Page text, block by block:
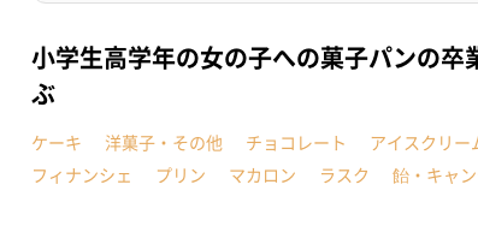
小学生高学年の女の子への菓子パンの
ぶ
ケーキ 洋菓子・その他 チョコレート アイスクリー
フィナンシェ
プリン マカロン ラスク 飴・キャ